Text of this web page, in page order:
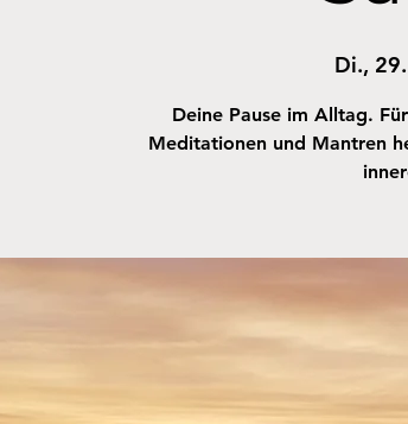
Di.,
Deine Pause im Alltag.
Meditationen und Mantren